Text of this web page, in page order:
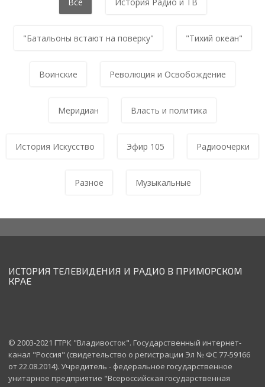
"Батальоны встают на поверку" "Тихий океан"
Воинские Революция и Освобождение
Меридиан Власть и политика
История Искусство Эфир 105 Радиоочерки
Разное Музыкальные
ИСТОРИЯ ТЕЛЕВИДЕНИЯ И РАДИО В ПРИМОРСКОМ
КРАЕ
© 2003-2021 ГТРК "Владивосток". Государственный интернет-
канал "Россия" (свидетельство о регистрации Эл № ФС 77-59166
от 22.08.2014). Учредитель - федеральное государственное
унитарное предприятие "Всероссийская государственная